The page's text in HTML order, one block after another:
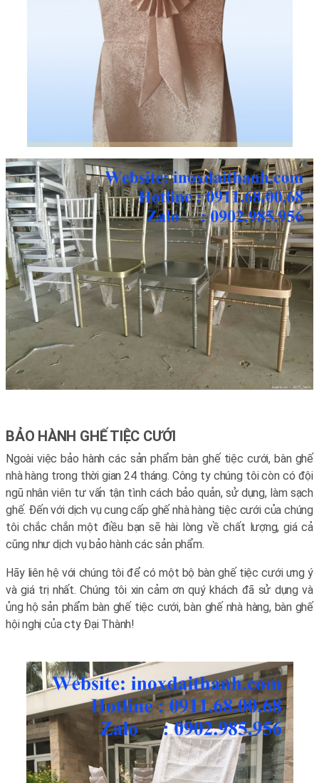
BẢO HÀNH GHẾ TIỆC CƯỚI
Ngoài việc bảo hành các sản phẩm bàn ghế tiệc cưới, bàn ghế
nhà hàng trong thời gian 24 tháng. Công ty chúng tôi còn có đội
ngũ nhân viên tư vấn tận tình cách bảo quản, sử dụng, làm sạch
ghế. Đến với dịch vụ cung cấp ghế nhà hàng tiệc cưới của chúng
tôi chắc chắn một điều bạn sẽ hài lòng về chất lượng, giá cả
cũng như dịch vụ bảo hành các sản phẩm.
Hãy liên hệ với chúng tôi để có một bộ bàn ghế tiệc cưới ưng ý
và giá trị nhất. Chúng tôi xin cảm ơn quý khách đã sử dụng và
ủng hộ sản phẩm bàn ghế tiệc cưới, bàn ghế nhà hàng, bàn ghế
hội nghị của cty Đại Thành!